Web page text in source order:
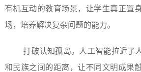
有机互动的教育场景，让学生真正置
场，培养解决复杂问题的能力。
打破认知孤岛。人工智能拉近了
和民族之间的距离，让不同文明成果